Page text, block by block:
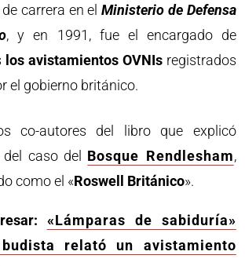
carrera en elMinisterio de Defensa
, y en 1991, fue el encargado de
los avistamientos OVNIsregistrados
el gobierno británico.
co-autores del libro que explicó
caso del Bosque Rendlesham,
como el «Roswell Británico».
«Lámparas de sabiduría»
relató un avistamiento